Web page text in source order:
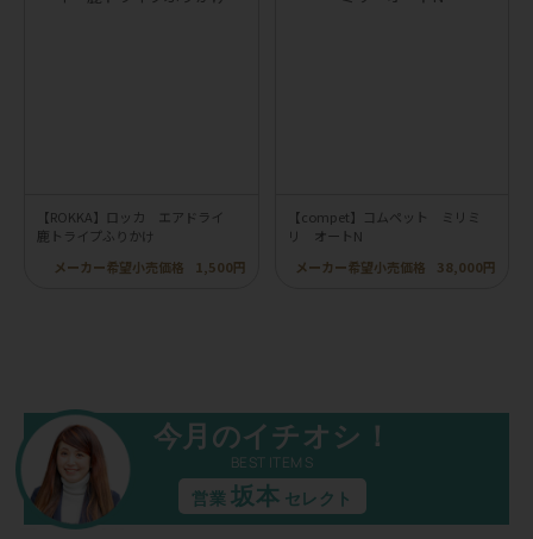
【ROKKA】ロッカ エアドライ
鹿トライプふりかけ
メーカー希望小売価格
1,500円
【compet】コムペット ミリミ
リ オートN
メーカー希望小売価格
38,000円
今月のイチオシ！
BEST ITEMS
営業 坂本 セレクト